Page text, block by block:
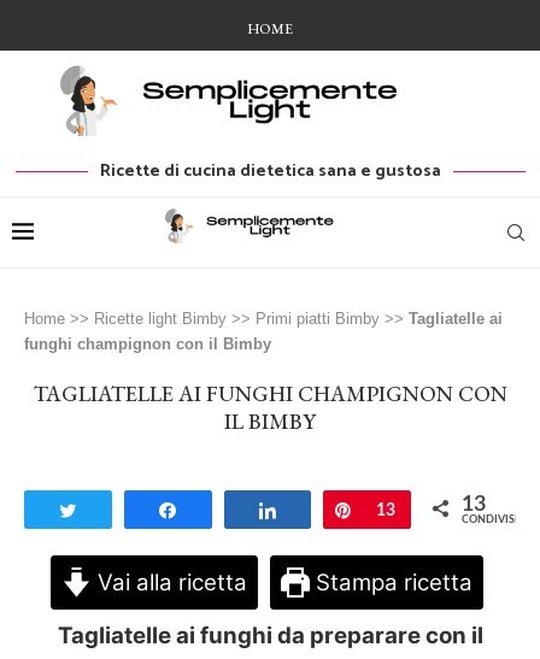
HOME
Ricette di cucina dietetica sana e gustosa
Home >> Ricette light Bimby >> Primi piatti Bimby >> Tagliatelle ai
funghi champignon con il Bimby
TAGLIATELLE AI FUNGHI CHAMPIGNON CON
IL BIMBY
Pin
13 13
CONDIVISIONI
Vai alla ricetta
Stampa ricetta
Tagliatelle ai funghi da preparare con il